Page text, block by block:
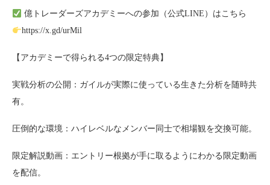
億トレーダーズアカデミーへの参加（公式LINE）はこちら
https://x.gd/urMil
【アカデミーで得られる4つの限定特典】
実戦分析の公開：ガイルが実際に使っている生きた分析を随時共
有。
圧倒的な環境：ハイレベルなメンバー同士で相場観を交換可能。
限定解説動画：エントリー根拠が手に取るようにわかる限定動画
を配信。